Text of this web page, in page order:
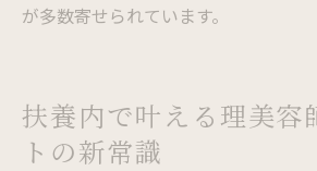
が多数寄せられています。
扶養内で叶える理美容
トの新常識